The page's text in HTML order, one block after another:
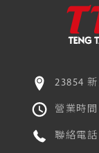
23854
營業時
聯絡電話